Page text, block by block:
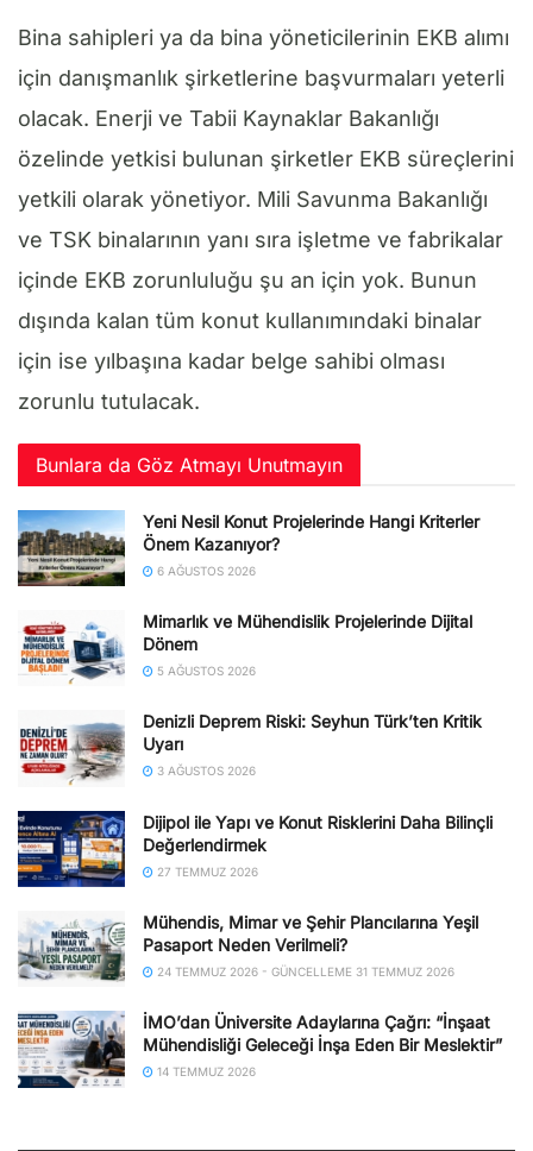
Bina sahipleri ya da bina yöneticilerinin EKB alımı
için danışmanlık şirketlerine başvurmaları yeterli
olacak. Enerji ve Tabii Kaynaklar Bakanlığı
özelinde yetkisi bulunan şirketler EKB süreçlerini
yetkili olarak yönetiyor. Mili Savunma Bakanlığı
ve TSK binalarının yanı sıra işletme ve fabrikalar
içinde EKB zorunluluğu şu an için yok. Bunun
dışında kalan tüm konut kullanımındaki binalar
için ise yılbaşına kadar belge sahibi olması
zorunlu tutulacak.
Bunlara da Göz Atmayı Unutmayın
Yeni Nesil Konut Projelerinde Hangi Kriterler
Önem Kazanıyor?
6 AĞUSTOS 2026
Mimarlık ve Mühendislik Projelerinde Dijital
Dönem
5 AĞUSTOS 2026
Denizli Deprem Riski: Seyhun Türk’ten Kritik
Uyarı
3 AĞUSTOS 2026
Dijipol ile Yapı ve Konut Risklerini Daha Bilinçli
Değerlendirmek
27 TEMMUZ 2026
Mühendis, Mimar ve Şehir Plancılarına Yeşil
Pasaport Neden Verilmeli?
24 TEMMUZ 2026 - GÜNCELLEME 31 TEMMUZ 2026
İMO’dan Üniversite Adaylarına Çağrı: “İnşaat
Mühendisliği Geleceği İnşa Eden Bir Meslektir”
14 TEMMUZ 2026